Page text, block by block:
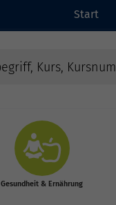
Start
Gesundheit & Ernährung